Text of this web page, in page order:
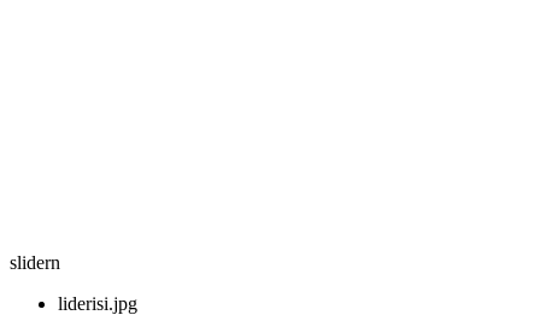
slidern
liderisi.jpg